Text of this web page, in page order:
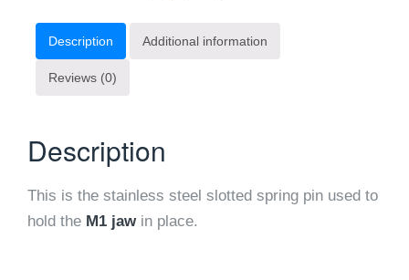
Description Additional information
Reviews (0)
Description
This is the stainless steel slotted spring pin used to
hold the M1 jawin place.